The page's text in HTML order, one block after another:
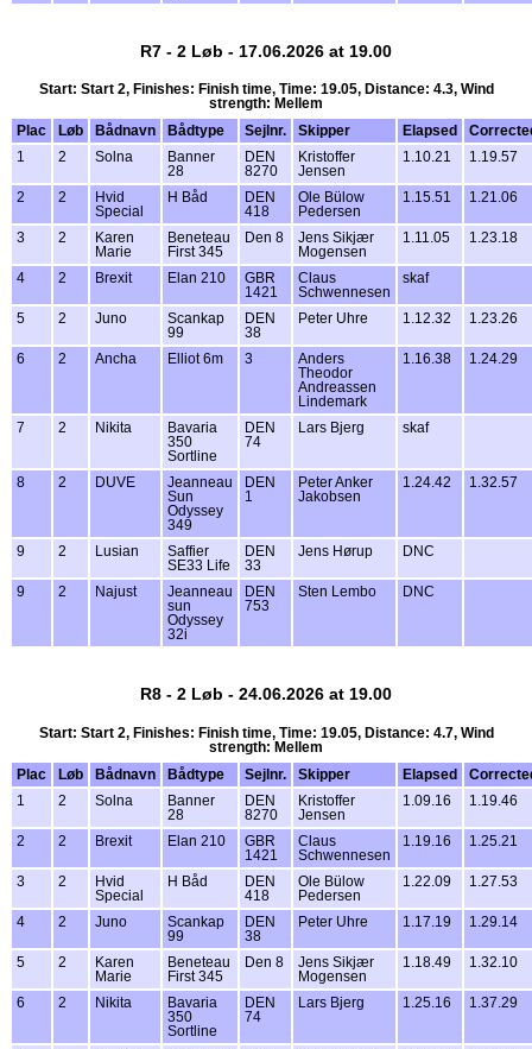
R7 - 2 Løb - 17.06.2026 at 19.00
Start: Start 2, Finishes: Finish time, Time: 19.05, Distance: 4.3, Wind
strength: Mellem
Plac
Løb Bådnavn Bådtype Sejlnr. Skipper Elapsed
1
2 Solna
Banner
28
DEN
8270
Kristoffer
Jensen
1.10.21 1.19.57
2 2
Hvid
Special
H Båd
DEN
418
Ole Bülow
Pedersen
1.15.51 1.21.06
3 2
Karen
Marie
Beneteau
First 345
Den 8
Jens Sikjær
Mogensen
1.11.05 1.23.18
4 2 Brexit Elan 210
GBR
1421
Claus
Schwennesen
skaf
5 2 Juno
Scankap
99
DEN
38
Peter Uhre 1.12.32 1.23.26
6 2 Ancha Elliot 6m 3
Anders
Theodor
Andreassen
Lindemark
1.16.38 1.24.29
7 2 Nikita
Bavaria
350
Sortline
DEN
74
Lars Bjerg skaf
8 2 DUVE
Jeanneau
Sun
Odyssey
349
DEN
1
Peter Anker
Jakobsen
1.24.42 1.32.57
9 2 Lusian
Saffier
SE33 Life
DEN
33
Jens Hørup DNC
9 2 Najust
Jeanneau
sun
Odyssey
32i
DEN
753
Sten Lembo DNC
R8 - 2 Løb - 24.06.2026 at 19.00
Start: Start 2, Finishes: Finish time, Time: 19.05, Distance: 4.7, Wind
strength: Mellem
Plac
Løb Bådnavn Bådtype Sejlnr. Skipper Elapsed
1
2 Solna
Banner
28
DEN
8270
Kristoffer
Jensen
1.09.16 1.19.46
2 2 Brexit Elan 210
GBR
1421
Claus
Schwennesen
1.19.16 1.25.21
3 2
Hvid
Special
H Båd
DEN
418
Ole Bülow
Pedersen
1.22.09 1.27.53
4 2 Juno
Scankap
99
DEN
38
Peter Uhre 1.17.19 1.29.14
5 2
Karen
Marie
Beneteau
First 345
Den 8
Jens Sikjær
Mogensen
1.18.49 1.32.10
6 2 Nikita
Bavaria
350
Sortline
DEN
74
Lars Bjerg 1.25.16 1.37.29